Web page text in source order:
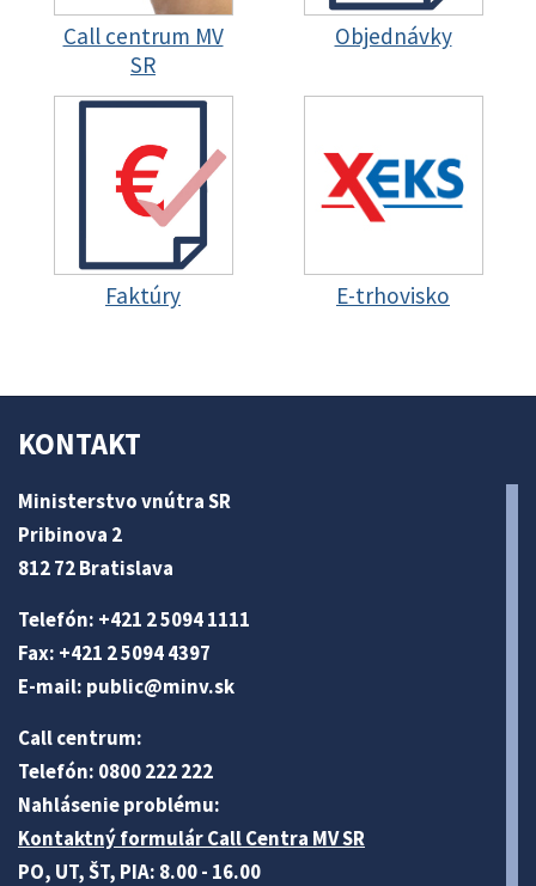
Call centrum MV
SR
Objednávky
Faktúry E-trhovisko
KONTAKT
Ministerstvo vnútra SR
Pribinova 2
812 72 Bratislava
Telefón: +421 2 5094 1111
Fax: +421 2 5094 4397
E-mail: public@minv.sk
Call centrum:
Telefón: 0800 222 222
Nahlásenie problému:
Kontaktný formulár Call Centra MV SR
PO, UT, ŠT, PIA: 8.00 - 16.00